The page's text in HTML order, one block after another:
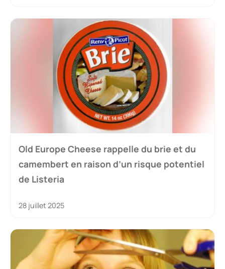
Old Europe Cheese rappelle du brie et du
camembert en raison d’un risque potentiel
de Listeria
28 juillet 2025